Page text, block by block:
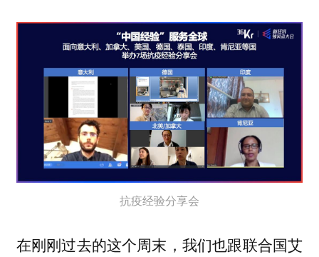
抗疫经验分享会
在刚刚过去的这个周末，我们也跟联合国艾